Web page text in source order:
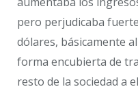
pero perjudicaba
dólares, básicamente
forma encubierta de
resto de la sociedad a